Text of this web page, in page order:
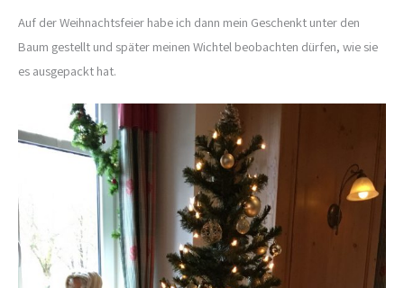
Auf der Weihnachtsfeier habe ich dann mein Geschenkt unter den
Baum gestellt und später meinen Wichtel beobachten dürfen, wie sie
es ausgepackt hat.